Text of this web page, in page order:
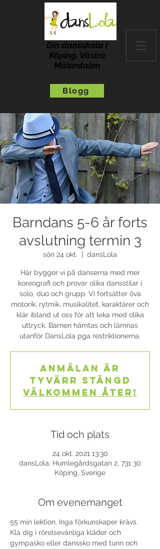
Din dansskola i
Köping, Västra
Mälardalen
Blogg
Barndans 5-6 år forts
avslutning termin 3
sön 24 okt. dansLola
Här bygger vi på danserna med mer
koreografi och provar olika dansstilar i
solo, duo och grupp. Vi fortsätter öva
motorik, rytmik, musikalitet, karaktärer och
klär ibland ut oss för att leka med olika
uttryck. Barnen hämtas och lämnas
utanför DansLola pga restriktionerna.
Anmälan är
tyvärr stängd
Välkommen åter!
Tid och plats
24 okt. 2021 13:30
dansLola, Humlegårdsgatan 2, 731 30
Köping, Sverige
Om evenemanget
55 min lektion. Inga förkunskaper krävs.
Klä dig i rörelsevänliga kläder och
gympasko eller danssko med tunn och